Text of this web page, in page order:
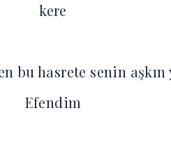
kere
bu hasrete senin
Efendim